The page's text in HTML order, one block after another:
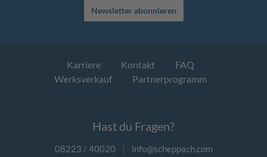
Newsletter abonnieren
Karriere Kontakt
FAQ
Werksverkauf
Partnerprogramm
Hast du Fragen?
08223 / 40020 | info@scheppach.com